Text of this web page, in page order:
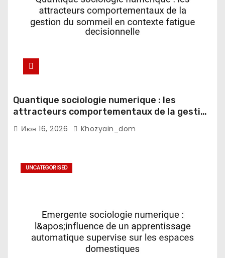
Quantique sociologie numerique : les
attracteurs comportementaux de la gestion
du sommeil en contexte fatigue
decisionnelle
Июн 16, 2026 Khozyain_dom
UNCATEGORISED